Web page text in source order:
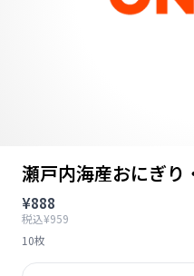
瀬戸内海産おにぎり
¥888
税込¥959
10枚